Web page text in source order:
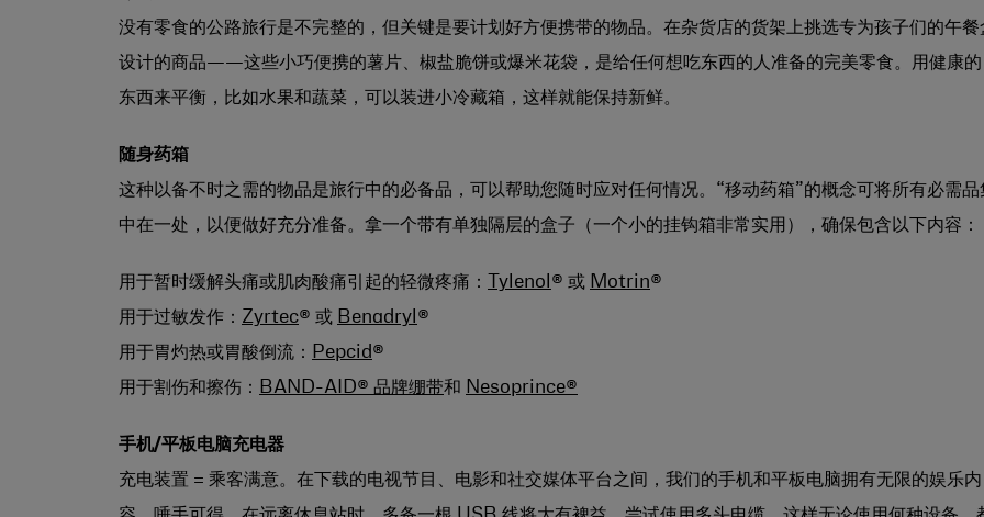
没有零食的公路旅行是不完整的，但关键是要计划好方便携带的物品。在杂货店的货架上挑选专为孩子们的午餐
设计的商品——这些小巧便携的薯片、椒盐脆饼或爆米花袋，是给任何想吃东西的人准备的完美零食。用健康的
东西来平衡，比如水果和蔬菜，可以装进小冷藏箱，这样就能保持新鲜。
随身药箱
这种以备不时之需的物品是旅行中的必备品，可以帮助您随时应对任何情况。“移动药箱”的概念可将所有必需品
中在一处，以便做好充分准备。拿一个带有单独隔层的盒子（一个小的挂钩箱非常实用），确保包含以下内容：
用于暂时缓解头痛或肌肉酸痛引起的轻微疼痛： Tylenol ® 或 Motrin®
用于过敏发作： Zyrtec® 或 Benadryl ®
用于胃灼热或胃酸倒流：
Pepcid®
用于割伤和擦伤：
BAND-AID® 品牌绷带和 Nesoprince®
手机/平板电脑充电器
充电装置 = 乘客满意。在下载的电视节目、电影和社交媒体平台之间，我们的手机和平板电脑拥有无限的娱乐内